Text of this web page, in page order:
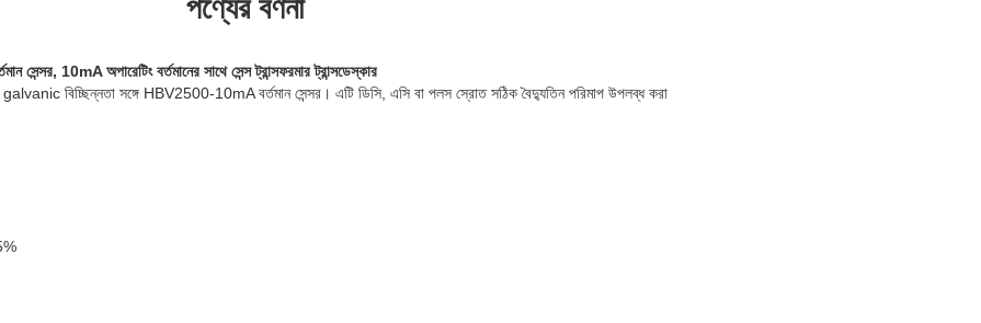
পণ্যের বর্ণনা
10mA অপারেটিং বর্তমানের সাথে সেন্স ট্রান্সফরমার ট্রান্সডেস্কার
galvanic বিচ্ছিন্নতা সঙ্গে HBV2500-10mA বর্তমান সেন্সর। এটি ডিসি, এসি বা পলস স্রোত সঠিক বৈদ্যুতিন পরিমাপ উপলব্ধ করা